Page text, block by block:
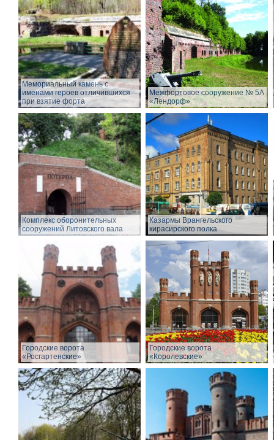
Мемориальный камень с
именами героев отличившихся
при взятие форта
Межфортовое сооружение № 5А
«Лендорф»
Комплекс оборонительных
сооружений Литовского вала
Казармы Врангельского
кирасирского полка
Городские ворота
«Росгартенские»
Городские ворота
«Королевские»